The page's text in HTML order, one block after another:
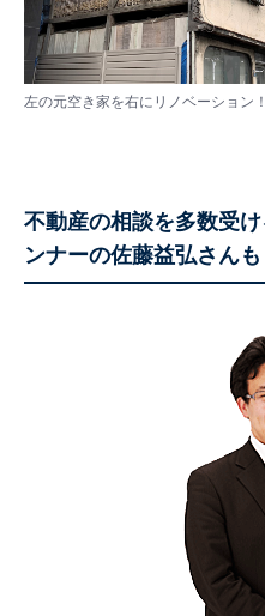
左の元空き家を右にリノベーション
不動産の相談を多数受
ンナーの佐藤益弘さん